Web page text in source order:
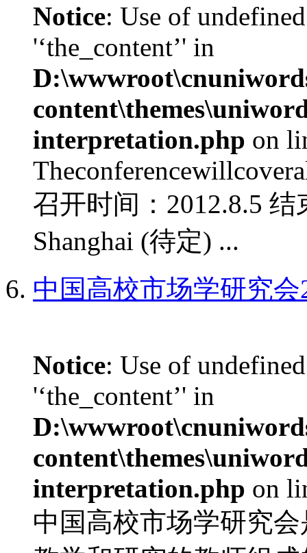
Notice: Use of
'‘the_content’' in
interpretation.php on
召开时间：2012.8.5
Shanghai (待定) ...
中国高校市场学研究会
Notice: Use of
'‘the_content’' in
interpretation.php on
中国高校市场学研究